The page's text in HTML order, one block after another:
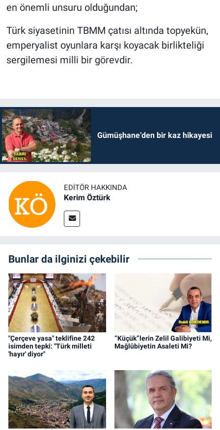
en önemli unsuru olduğundan;
Türk siyasetinin TBMM çatısı altında topyekün,
emperyalist oyunlara karşı koyacak birlikteliği
sergilemesi milli bir görevdir.
Gümüşhane’den bir kaz hikayesi
EDITÖR HAKKINDA
Kerim Öztürk
Bunlar da ilginizi çekebilir
"Çerçeve yasa" teklifine 242
isimden tepki: "Türk milleti
'hayır' diyor"
“Küçük”lerin Zelil Galibiyeti Mi,
Mağlûbiyetin Asaleti Mi?